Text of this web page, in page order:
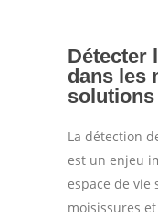
Détecter
dans les
solutions
La détection
est un enjeu
espace de vie
moisissures